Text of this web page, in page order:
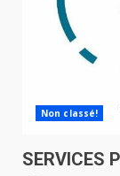
Non classé!
SERVICES